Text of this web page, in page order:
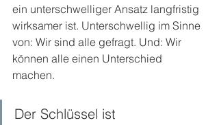
ein unterschwelliger Ansatz langfristig
wirksamer ist. Unterschwellig im Sinne
von: Wir sind alle gefragt. Und: Wir
können alle einen Unterschied
machen.
Der Schlüssel ist